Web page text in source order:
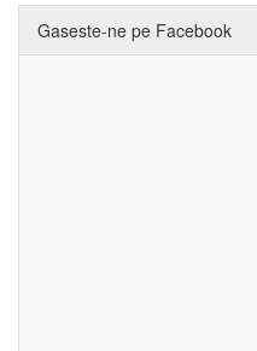
Gaseste-ne pe Facebook